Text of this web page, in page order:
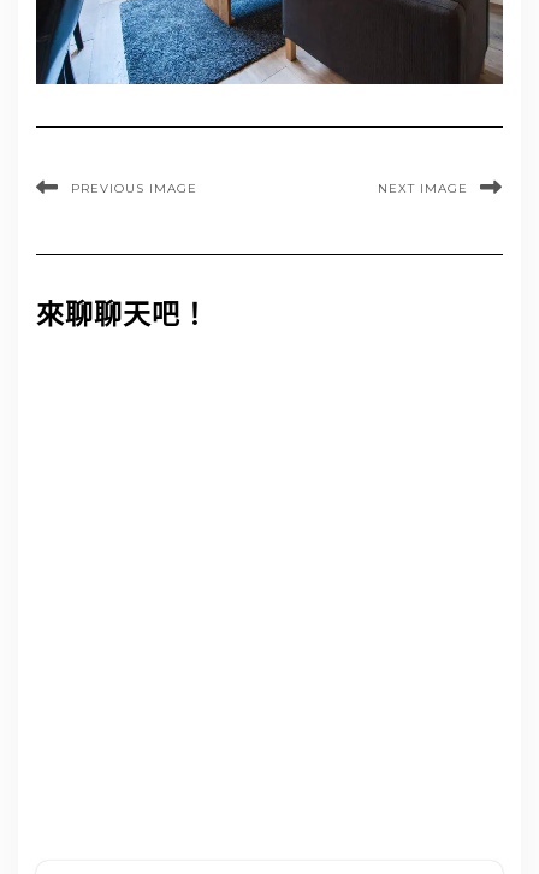
PREVIOUS IMAGE NEXT IMAGE
來聊聊天吧！